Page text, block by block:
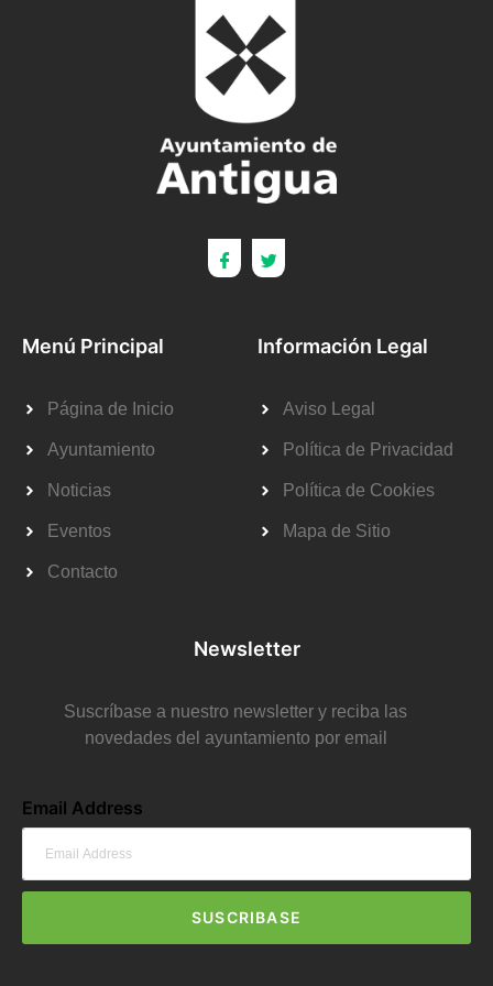
Menú Principal
Página de Inicio
Ayuntamiento
Noticias
Eventos
Contacto
Información Legal
Aviso Legal
Política de Privacidad
Política de Cookies
Mapa de Sitio
Newsletter
Suscríbase a nuestro newsletter y reciba las
novedades del ayuntamiento por email
Email Address
SUSCRIBASE